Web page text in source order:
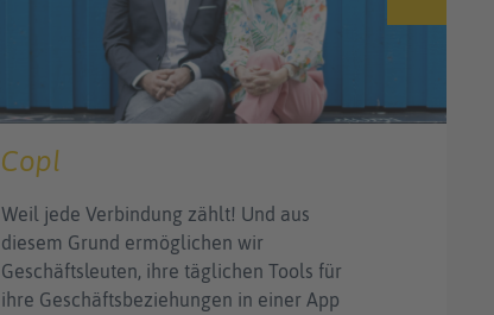
Copl
Weil jede Verbindung zählt! Und aus
diesem Grund ermöglichen wir
Geschäftsleuten, ihre täglichen Tools für
ihre Geschäftsbeziehungen in einer App